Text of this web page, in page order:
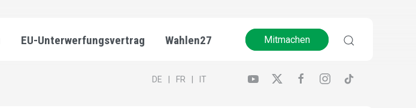
EU-Unterwerfungsvertrag Wahlen27 Mitmachen
DE FR IT